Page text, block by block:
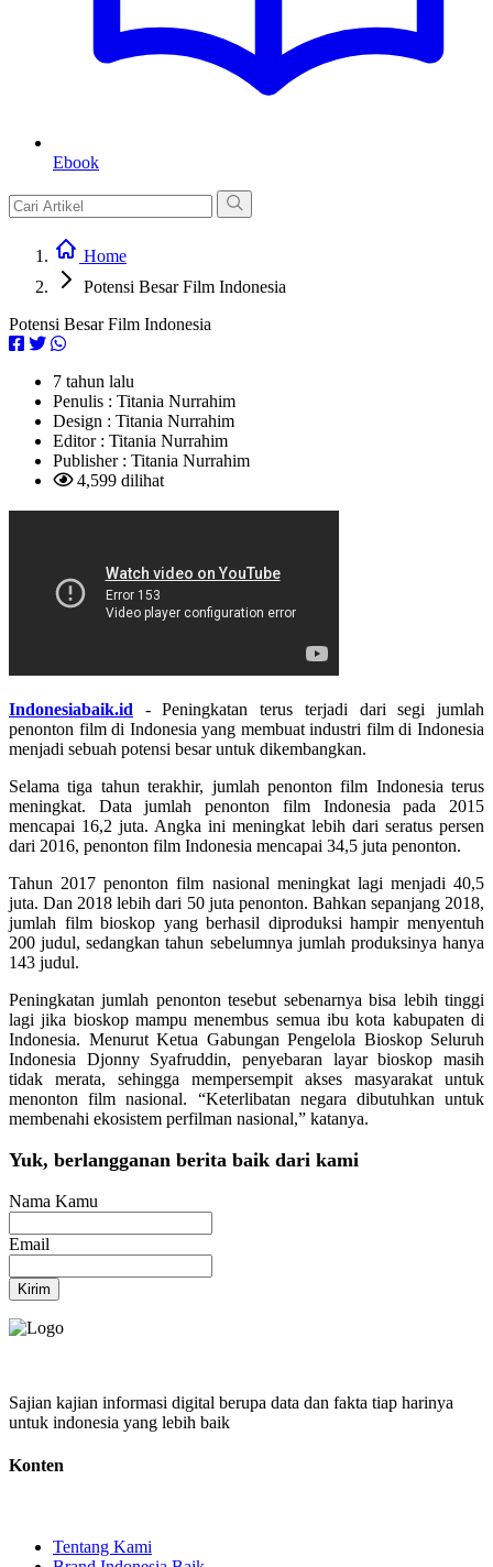
Ebook
Home
Potensi Besar Film Indonesia
Potensi Besar Film Indonesia
7 tahun lalu
Penulis : Titania Nurrahim
Design : Titania Nurrahim
Editor : Titania Nurrahim
Publisher : Titania Nurrahim
4,599 dilihat
Indonesiabaik.id - Peningkatan terus terjadi dari segi jumlah
penonton film di Indonesia yang membuat industri film di Indonesia
menjadi sebuah potensi besar untuk dikembangkan.
Selama tiga tahun terakhir, jumlah penonton film Indonesia terus
meningkat. Data jumlah penonton film Indonesia pada 2015
mencapai 16,2 juta. Angka ini meningkat lebih dari seratus persen
dari 2016, penonton film Indonesia mencapai 34,5 juta penonton.
Tahun 2017 penonton film nasional meningkat lagi menjadi 40,5
juta. Dan 2018 lebih dari 50 juta penonton. Bahkan sepanjang 2018,
jumlah film bioskop yang berhasil diproduksi hampir menyentuh
200 judul, sedangkan tahun sebelumnya jumlah produksinya hanya
143 judul.
Peningkatan jumlah penonton tesebut sebenarnya bisa lebih tinggi
lagi jika bioskop mampu menembus semua ibu kota kabupaten di
Indonesia. Menurut Ketua Gabungan Pengelola Bioskop Seluruh
Indonesia Djonny Syafruddin, penyebaran layar bioskop masih
tidak merata, sehingga mempersempit akses masyarakat untuk
menonton film nasional. “Keterlibatan negara dibutuhkan untuk
membenahi ekosistem perfilman nasional,” katanya.
Yuk, berlangganan berita baik dari kami
Nama Kamu
Email
Kirim
Sajian kajian informasi digital berupa data dan fakta tiap harinya
untuk indonesia yang lebih baik
Konten
Tentang Kami